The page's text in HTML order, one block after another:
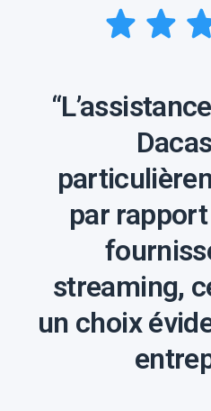
par rapport
streaming,
un choix